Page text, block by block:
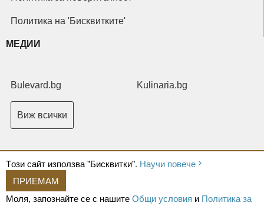
Tози сайт използва "Бисквитки". Научи повече
ПРИЕМАМ
Моля, запознайте се с нашитеОбщи условия и Политика за
Политика на 'Бисквитките'
МЕДИИ
Bulevard.bg Kulinaria.bg
Виж всички
Copyright © 2026 Ксениум ООД. Всички права запазени.
XeniumCompany.com